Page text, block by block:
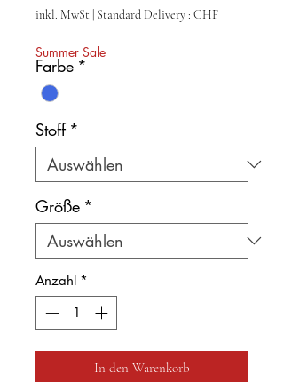
inkl. MwSt Standard Delivery : CHF
Summer Sale
Farbe *
Stoff *
Größe *
Anzahl *
In den Warenkorb